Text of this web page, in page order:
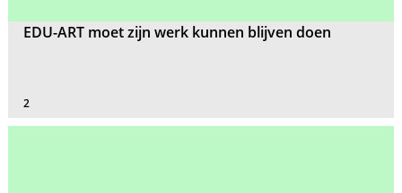
EDU-ART moet zijn werk kunnen blijven doen
2